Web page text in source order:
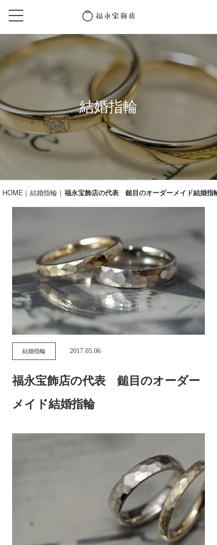
結婚指輪
HOME 結婚指輪 福永宝飾店の代表 鎚目のオーダーメイド結婚指
結婚指輪 2017.05.06
福永宝飾店の代表 鎚目のオーダー
メイド結婚指輪